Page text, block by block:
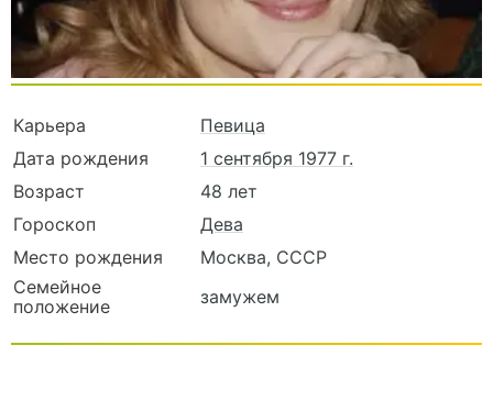
Карьера
Певица
Дата рождения
1 сентября 1977 г.
Возраст
48 лет
Гороскоп
Дева
Место рождения
Москва, СССР
Семейное
положение
замужем